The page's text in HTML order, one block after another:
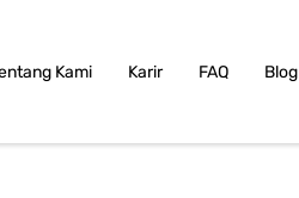
Kami Karir FAQ Blog